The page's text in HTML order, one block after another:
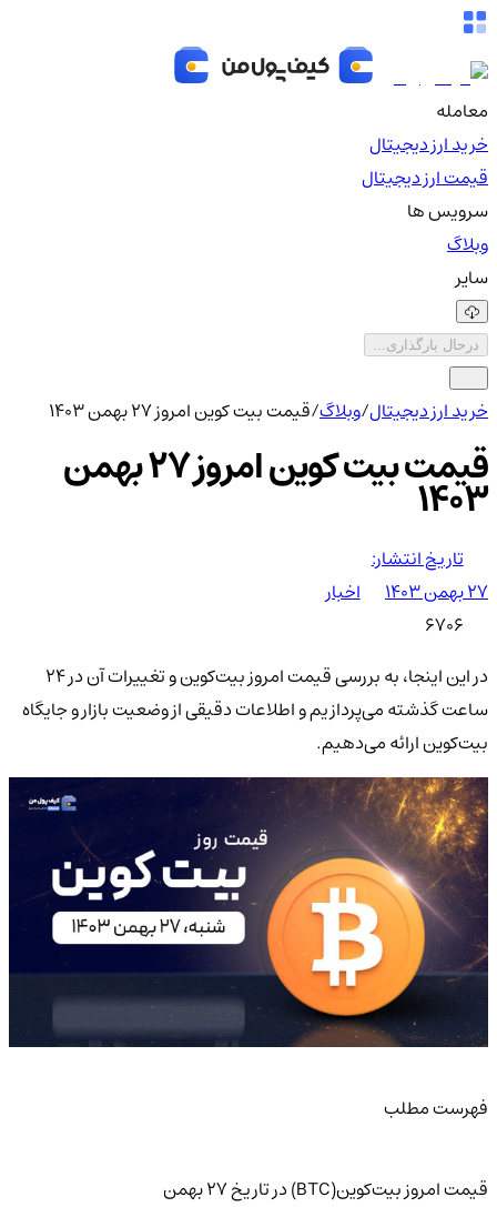
معامله
خرید ارز دیجیتال
قیمت ارز دیجیتال
سرویس ها
وبلاگ
سایر
درحال بارگذاری...
خرید ارز دیجیتال/وبلاگ/قیمت بیت کوین امروز ۲۷ بهمن ۱۴۰۳
قیمت بیت کوین امروز ۲۷ بهمن
۱۴۰۳
تاریخ انتشار:
۲۷ بهمن ۱۴۰۳
اخبار
6706
در این اینجا، به بررسی قیمت امروز بیت‌کوین و تغییرات آن در 24
ساعت گذشته می‌پردازیم و اطلاعات دقیقی از وضعیت بازار و جایگاه
بیت‌کوین ارائه می‌دهیم.
فهرست مطلب
قیمت امروز بیت‌کوین(BTC) در تاریخ ۲۷ بهمن